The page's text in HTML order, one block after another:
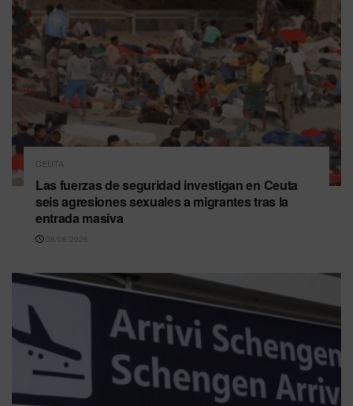
CEUTA
Las fuerzas de seguridad investigan en Ceuta
seis agresiones sexuales a migrantes tras la
entrada masiva
08/08/2026